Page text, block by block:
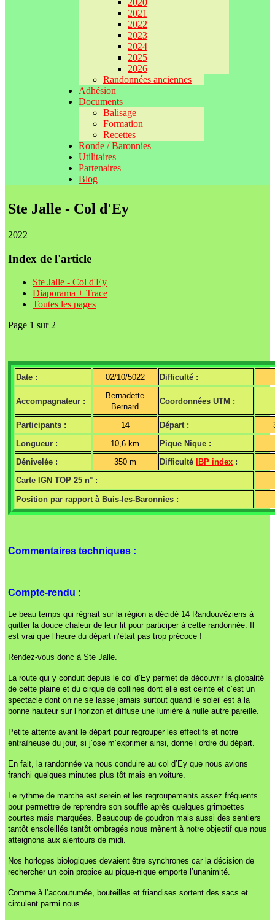
2020
2021
2022
2023
2024
2025
2026
Randonnées anciennes
Adhésion
Documents
Balisage
Formation
Recettes
Ronde / Baronnies
Utilitaires
Partenaires
Blog
Ste Jalle - Col d'Ey
2022
Index de l'article
Ste Jalle - Col d'Ey
Diaporama + Trace
Toutes les pages
Page 1 sur 2
Date : 02/10/5022 Difficulté :
Accompagnateur :
Bernadette
Bernard
Coordonnées UTM :
Participants : 14 Départ :
Longueur :
10,6 km
Pique Nique :
Dénivelée :
350 m Difficulté IBP index :
Carte IGN TOP 25 n° :
Position par rapport à Buis-les-Baronnies :
Commentaires techniques :
Compte-rendu :
Le beau temps qui règnait sur la région a décidé 14 Randouvèziens à
quitter la douce chaleur de leur lit pour participer à cette randonnée. Il
est vrai que l’heure du départ n’était pas trop précoce !
Rendez-vous donc à Ste Jalle.
La route qui y conduit depuis le col d’Ey permet de découvrir la globalité
de cette plaine et du cirque de collines dont elle est ceinte et c’est un
spectacle dont on ne se lasse jamais surtout quand le soleil est à la
bonne hauteur sur l’horizon et diffuse une lumière à nulle autre pareille.
Petite attente avant le départ pour regrouper les effectifs et notre
entraîneuse du jour, si j’ose m’exprimer ainsi, donne l’ordre du départ.
En fait, la randonnée va nous conduire au col d’Ey que nous avions
franchi quelques minutes plus tôt mais en voiture.
Le rythme de marche est serein et les regroupements assez fréquents
pour permettre de reprendre son souffle après quelques grimpettes
courtes mais marquées. Beaucoup de goudron mais aussi des sentiers
tantôt ensoleillés tantôt ombragés nous mènent à notre objectif que nous
atteignons aux alentours de midi.
Nos horloges biologiques devaient être synchrones car la décision de
rechercher un coin propice au pique-nique emporte l’unanimité.
Comme à l’accoutumée, bouteilles et friandises sortent des sacs et
circulent parmi nous.